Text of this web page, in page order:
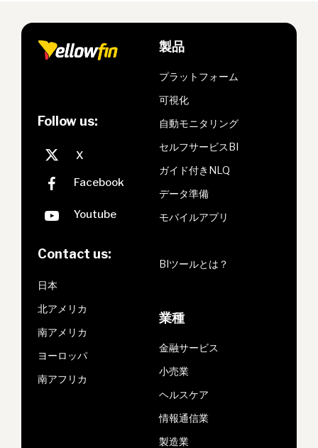
Follow us:
Contact us:
日本
北アメリカ
南アメリカ
ヨーロッパ
南アフリカ
製品
プラットフォーム
可視化
自動モニタリング
セルフサービスBI
ガイド付きNLQ
データ準備
モバイルアプリ
BIツールとは？
業種
金融サービス
小売業
ヘルスケア
情報通信業
製造業